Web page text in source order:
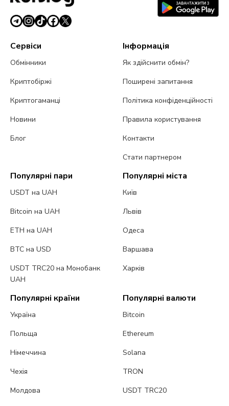
Сервіси
Обмінники
Криптобіржі
Криптогаманці
Новини
Блог
Інформація
Як здійснити обмін?
Поширені запитання
Політика конфіденційності
Правила користування
Контакти
Стати партнером
Популярні пари
USDT на UAH
Bitcoin на UAH
ETH на UAH
BTC на USD
USDT TRC20 на Монобанк
UAH
Популярні міста
Київ
Львів
Одеса
Варшава
Харків
Популярні країни
Україна
Польща
Німеччина
Чехія
Молдова
Популярні валюти
Bitcoin
Ethereum
Solana
TRON
USDT TRC20